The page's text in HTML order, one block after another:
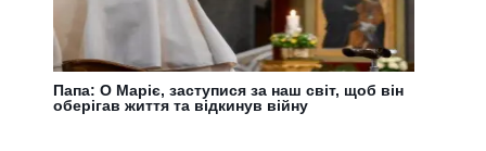
Папа: О Маріє, заступися за наш світ, щоб він
оберігав життя та відкинув війну